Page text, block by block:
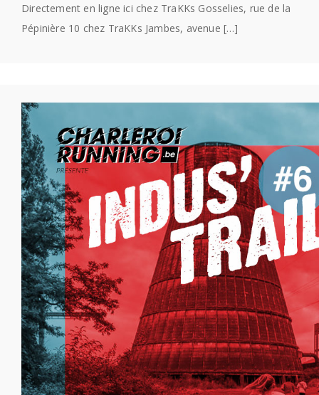
Directement en ligne ici chez TraKKs Gosselies, rue de la
Pépinière 10 chez TraKKs Jambes, avenue […]